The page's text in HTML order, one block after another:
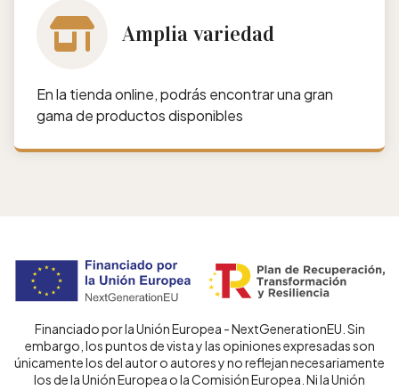
Amplia variedad
En la tienda online, podrás encontrar una gran
gama de productos disponibles
Financiado por la Unión Europea - NextGenerationEU. Sin
embargo, los puntos de vista y las opiniones expresadas son
únicamente los del autor o autores y no reflejan necesariamente
los de la Unión Europea o la Comisión Europea. Ni la Unión